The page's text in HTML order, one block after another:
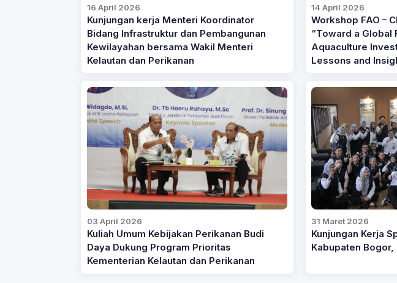
16 April 2026
Kunjungan kerja Menteri Koordinator
Bidang Infrastruktur dan Pembangunan
Kewilayahan bersama Wakil Menteri
Kelautan dan Perikanan
14 April 2026
Workshop FAO –
“Toward a Global
Aquaculture
Lessons and
03 April 2026
Kuliah Umum Kebijakan Perikanan Budi
Daya Dukung Program Prioritas
Kementerian Kelautan dan Perikanan
31 Maret 2026
Kunjungan Kerja
Kabupaten Bogor,